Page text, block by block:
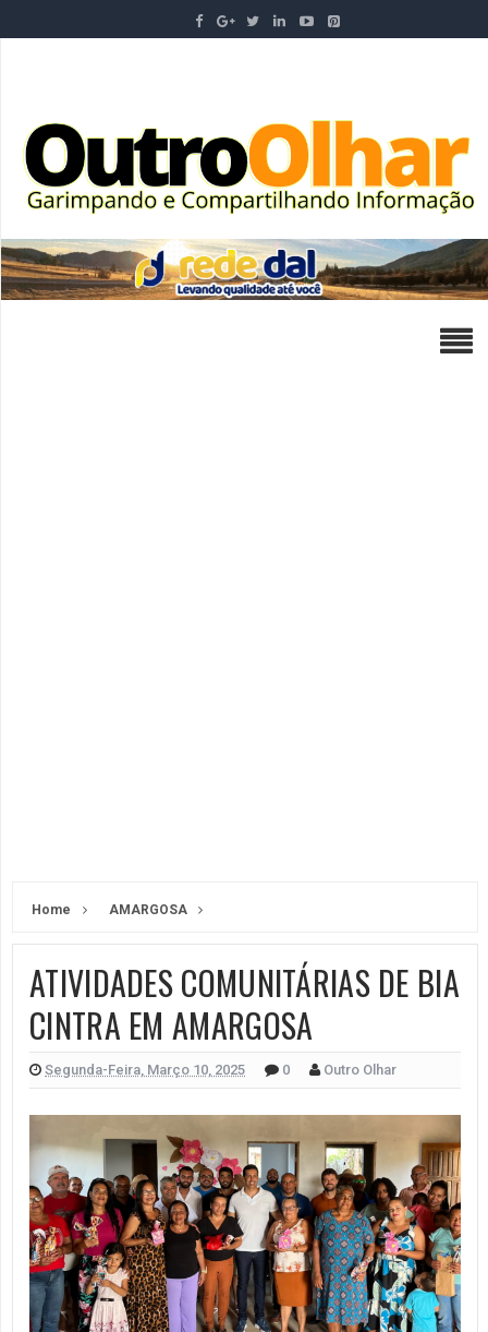
Home AMARGOSA
ATIVIDADES COMUNITÁRIAS DE BIA
CINTRA EM AMARGOSA
Segunda-Feira, Março 10, 2025 0 Outro Olhar